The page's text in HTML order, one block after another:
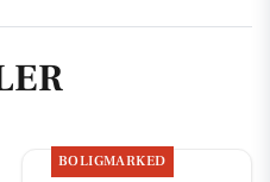
BOLIGMARKED